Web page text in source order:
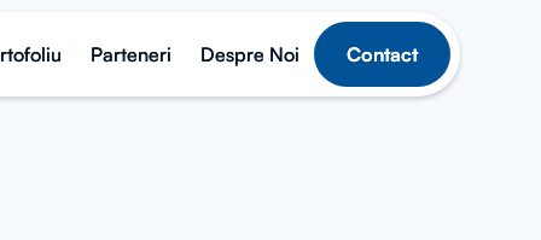
Parteneri
Parteneri Despre Noi
Despre Noi Contact
Contact